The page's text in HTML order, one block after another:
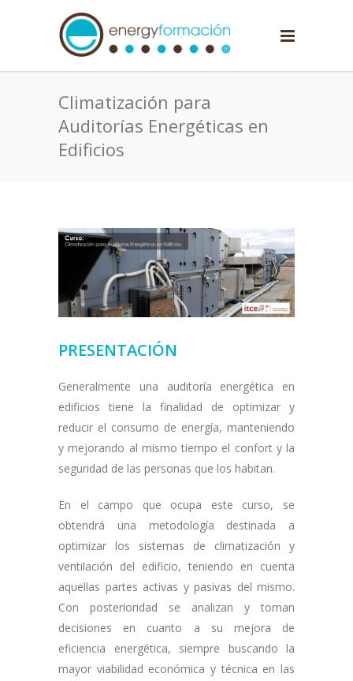
Climatización para
Auditorías Energéticas en
Edificios
PRESENTACIÓN
Generalmente una auditoría energética en
edificios tiene la finalidad de optimizar y
reducir el consumo de energía, manteniendo
y mejorando al mismo tiempo el confort y la
seguridad de las personas que los habitan.
En el campo que ocupa este curso, se
obtendrá una metodología destinada a
optimizar los sistemas de climatización y
ventilación del edificio, teniendo en cuenta
aquellas partes activas y pasivas del mismo.
Con posterioridad se analizan y toman
decisiones en cuanto a su mejora de
eficiencia energética, siempre buscando la
mayor viabilidad económica y técnica en las